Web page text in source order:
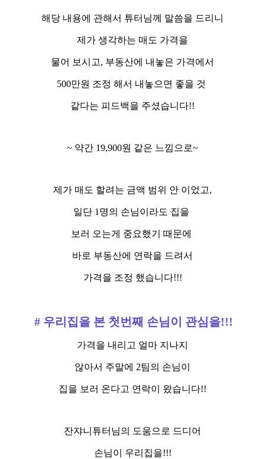
해당 내용에 관해서 튜터님께 말씀을 드리니
제가 생각하는 매도 가격을
물어 보시고, 부동산에 내놓은 가격에서
500만원 조정 해서 내놓으면 좋을 것
같다는 피드백을 주셨습니다!!
~ 약간 19,900원 같은 느낌으로~
제가 매도 할려는 금액 범위 안 이었고,
일단 1명의 손님이라도 집을
보러 오는게 중요했기 때문에
바로 부동산에 연락을 드려서
가격을 조정 했습니다!!!
# 우리집을 본 첫번째 손님이 관심을!!!
가격을 내리고 얼마 지나지
않아서 주말에 2팀의 손님이
집을 보러 온다고 연락이 왔습니다!!
잔쟈니튜터님의 도움으로 드디어
손님이 우리집을!!!